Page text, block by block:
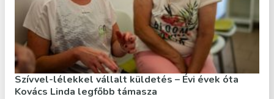
Szívvel-lélekkel vállalt küldetés – Évi évek óta
Kovács Linda legfőbb támasza